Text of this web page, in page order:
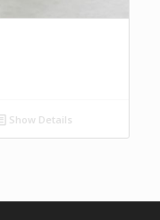
Show Details